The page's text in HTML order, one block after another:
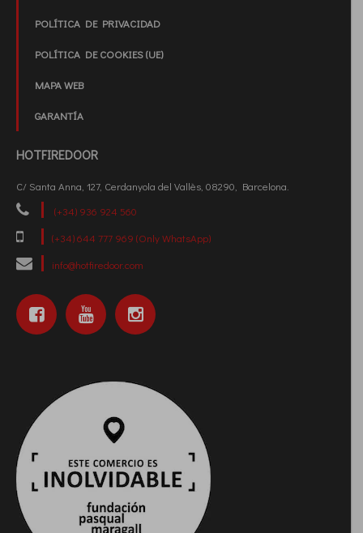
POLÍTICA DE PRIVACIDAD
POLÍTICA DE COOKIES (UE)
MAPA WEB
GARANTÍA
HOTFIREDOOR
C/ Santa Anna, 127, Cerdanyola del Vallès, 08290, Barcelona.
(+34) 936 924 560
(+34) 644 777 969 (Only WhatsApp)
info@hotfiredoor.com